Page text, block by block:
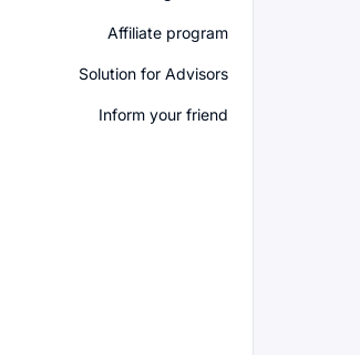
Affiliate program
Solution for Advisors
Inform your friend